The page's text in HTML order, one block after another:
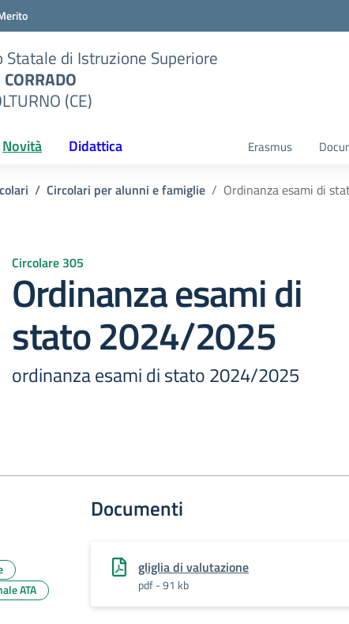
Statale di Istruzione Superiore
(CE)
Novità Didattica Erasmus
Circolari per alunni e famiglie Ordinanza esami di
Circolare 305
Ordinanza esami di
stato 2024/2025
ordinanza esami di stato 2024/2025
Documenti
gliglia di valutazione
pdf - 91 kb
ATA